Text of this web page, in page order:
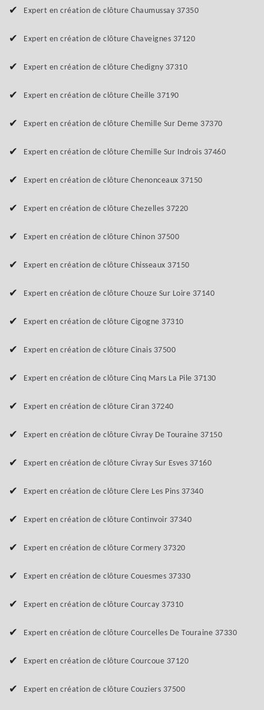
Expert en création de clôture Chaumussay 37350
Expert en création de clôture Chaveignes 37120
Expert en création de clôture Chedigny 37310
Expert en création de clôture Cheille 37190
Expert en création de clôture Chemille Sur Deme 37370
Expert en création de clôture Chemille Sur Indrois 37460
Expert en création de clôture Chenonceaux 37150
Expert en création de clôture Chezelles 37220
Expert en création de clôture Chinon 37500
Expert en création de clôture Chisseaux 37150
Expert en création de clôture Chouze Sur Loire 37140
Expert en création de clôture Cigogne 37310
Expert en création de clôture Cinais 37500
Expert en création de clôture Cinq Mars La Pile 37130
Expert en création de clôture Ciran 37240
Expert en création de clôture Civray De Touraine 37150
Expert en création de clôture Civray Sur Esves 37160
Expert en création de clôture Clere Les Pins 37340
Expert en création de clôture Continvoir 37340
Expert en création de clôture Cormery 37320
Expert en création de clôture Couesmes 37330
Expert en création de clôture Courcay 37310
Expert en création de clôture Courcelles De Touraine 37330
Expert en création de clôture Courcoue 37120
Expert en création de clôture Couziers 37500